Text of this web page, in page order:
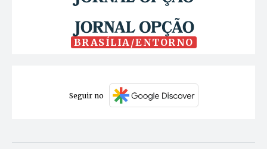
BRASÍLIA/ENTORNO
Seguir no